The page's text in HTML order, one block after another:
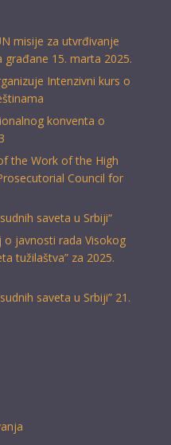
misije za utvrđivanje
15. marta 2025.
Intenzivni kurs o
konventa o
the Work of the High
Council for
saveta u Srbiji“
o javnosti rada Visokog
tužilaštva” za 2025.
saveta u Srbiji” 21.